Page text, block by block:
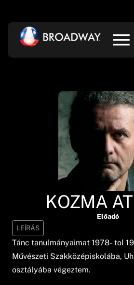
KOZMA
Előadó
LEÍRÁS
Tánc tanulmányaimat 1978- tol
Művészeti Szakközépiskolába,
osztályába végeztem.